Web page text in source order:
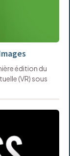
édition du
(VR) sous